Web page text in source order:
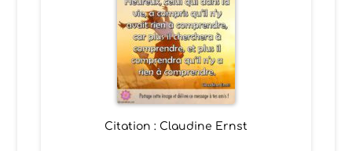
Citation : Claudine Ernst